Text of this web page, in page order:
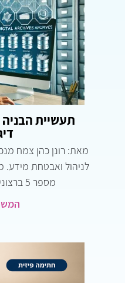
תעשיית
מאת: רונן כהן צמח
לניהול ואבטחת
מספר 5 ברצוני להביא בפניכם…